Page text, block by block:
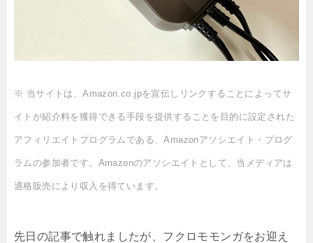
※ 当サイトは、Amazon.co.jpを宣伝しリンクすることによってサ
イトが紹介料を獲得できる手段を提供することを目的に設定された
アフィリエイトプログラムである、Amazonアソシエイト・プログ
ラムの参加者です。Amazonのアソシエイトとして、当メディアは
適格販売により収入を得ています。
先日の記事で触れましたが、フクロモモンガをお迎え